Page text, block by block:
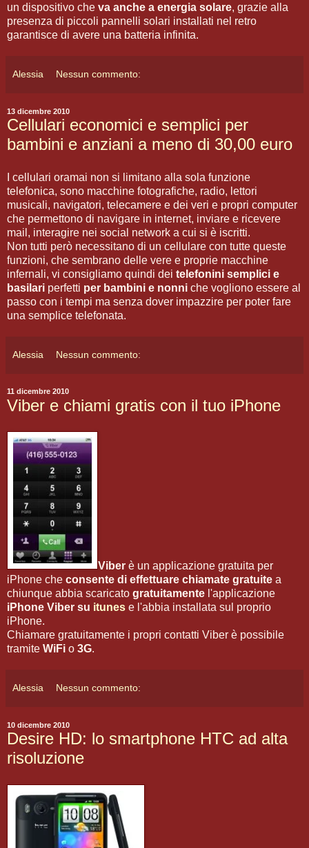
un dispositivo che va anche a energia solare, grazie alla
presenza di piccoli pannelli solari installati nel retro
garantisce di avere una batteria infinita.
Alessia Nessun commento:
13 dicembre 2010
Cellulari economici e semplici per
bambini e anziani a meno di 30,00 euro
I cellulari oramai non si limitano alla sola funzione
telefonica, sono macchine fotografiche, radio, lettori
musicali, navigatori, telecamere e dei veri e propri computer
che permettono di navigare in internet, inviare e ricevere
mail, interagire nei social network a cui si è iscritti.
Non tutti però necessitano di un cellulare con tutte queste
funzioni, che sembrano delle vere e proprie macchine
infernali, vi consigliamo quindi dei telefonini semplici e
basilari perfetti per bambini e nonni che vogliono essere al
passo con i tempi ma senza dover impazzire per poter fare
una semplice telefonata.
Alessia Nessun commento:
11 dicembre 2010
Viber e chiami gratis con il tuo iPhone
Viber è un applicazione gratuita per
iPhone che consente di effettuare chiamate gratuite a
chiunque abbia scaricato gratuitamente l'applicazione
iPhone Viber su itunes e l'abbia installata sul proprio
iPhone.
Chiamare gratuitamente i propri contatti Viber è possibile
tramite WiFi o 3G.
Alessia Nessun commento:
10 dicembre 2010
Desire HD: lo smartphone HTC ad alta
risoluzione